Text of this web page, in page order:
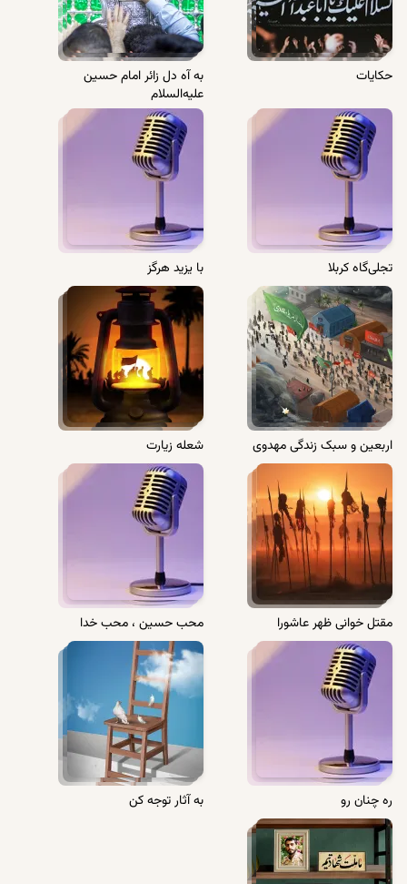
حکایات
به آه دل زائر امام حسین
علیه‌السلام
تجلی‌گاه کربلا با یزید هرگز
اربعین و سبک زندگی مهدوی شعله زیارت
مقتل خوانی ظهر عاشورا محب حسین ، محب خدا
ره چنان رو به آثار توجه کن